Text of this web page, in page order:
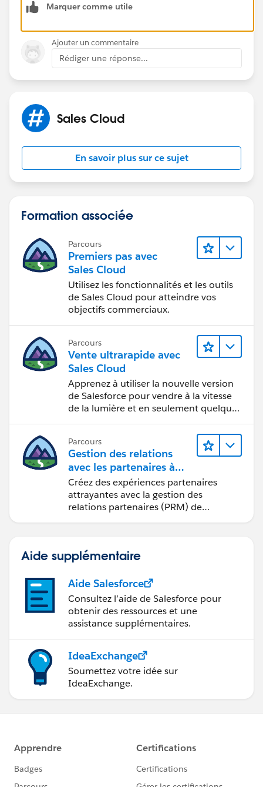
Marquer comme utile
Ajouter un commentaire
Rédiger une réponse...
Sales Cloud
En savoir plus sur ce sujet
Formation associée
Parcours
Premiers pas avec
Sales Cloud
Utilisez les fonctionnalités et les outils
de Sales Cloud pour atteindre vos
objectifs commerciaux.
Parcours
Vente ultrarapide avec
Sales Cloud
Apprenez à utiliser la nouvelle version
de Salesforce pour vendre à la vitesse
de la lumière et en seulement quelques
Parcours
Gestion des relations
avec les partenaires à
l’aide de
Sales Cloud PRM
Créez des expériences partenaires
attrayantes avec la gestion des
relations partenaires (PRM) de
Aide supplémentaire
Aide Salesforce
Consultez l’aide de Salesforce pour
obtenir des ressources et une
assistance supplémentaires.
IdeaExchange
Soumettez votre idée sur
IdeaExchange.